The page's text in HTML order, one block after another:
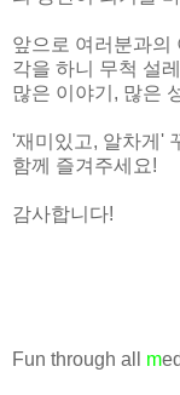
앞으로 여러분과의
각을 하니 무척 설
많은 이야기 , 많은
'재미있고, 알차게 '
함께 즐겨주세요!
감사합니다!
Fun through all m